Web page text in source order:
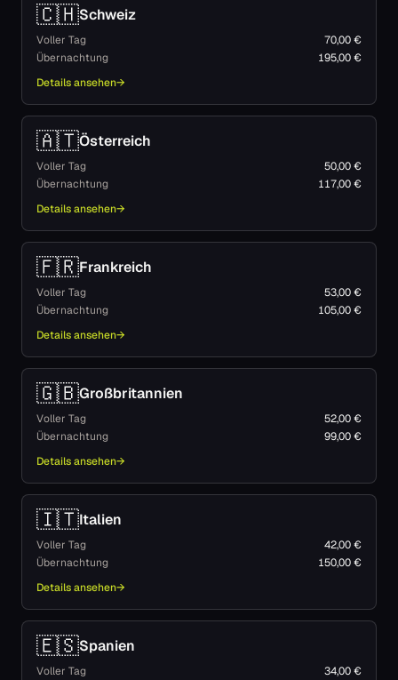
🇨🇭Schweiz
Voller Tag
70,00 €
Übernachtung
195,00 €
Details ansehen→
🇦🇹Österreich
Voller Tag
50,00 €
Übernachtung
117,00 €
Details ansehen→
🇫🇷Frankreich
Voller Tag
53,00 €
Übernachtung
105,00 €
Details ansehen→
🇬🇧Großbritannien
Voller Tag
52,00 €
Übernachtung
99,00 €
Details ansehen→
🇮🇹Italien
Voller Tag
42,00 €
Übernachtung
150,00 €
Details ansehen→
🇪🇸Spanien
Voller Tag
34,00 €